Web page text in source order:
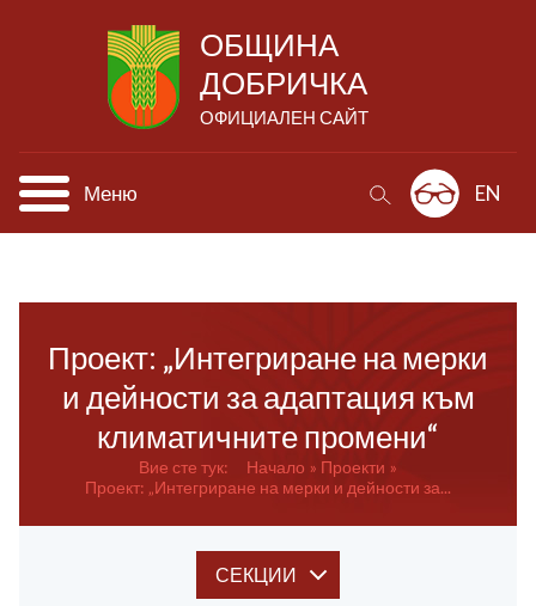
ОБЩИНА
ДОБРИЧКА
ОФИЦИАЛЕН САЙТ
Меню EN
Проект: „Интегриране на мерки
и дейности за адаптация към
климатичните промени“
Вие сте тук: Начало
Проекти
Проект: „Интегриране на мерки и дейности за...
СЕКЦИИ